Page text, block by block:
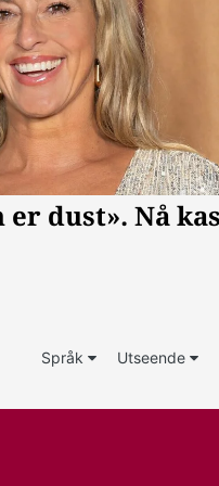
Språk Utseende